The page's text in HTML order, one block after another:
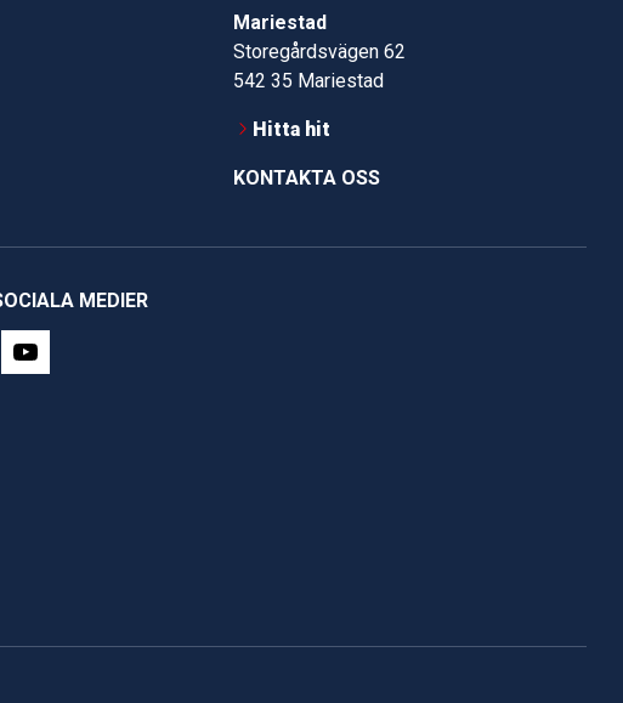
Mariestad
Storegårdsvägen 62
542 35 Mariestad
Hitta hit
KONTAKTA OSS
MEDIER